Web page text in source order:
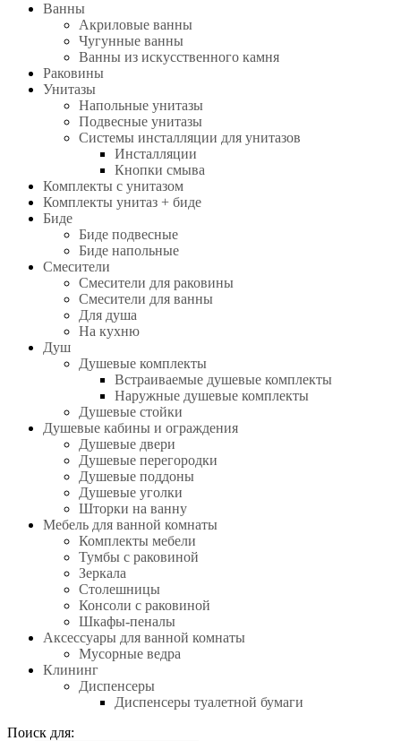
Ванны
Акриловые ванны
Чугунные ванны
Ванны из искусственного камня
Раковины
Унитазы
Напольные унитазы
Подвесные унитазы
Системы инсталляции для унитазов
Инсталляции
Кнопки смыва
Комплекты с унитазом
Комплекты унитаз + биде
Биде
Биде подвесные
Биде напольные
Смесители
Смесители для раковины
Смесители для ванны
Для душа
На кухню
Душ
Душевые комплекты
Встраиваемые душевые комплекты
Наружные душевые комплекты
Душевые стойки
Душевые кабины и ограждения
Душевые двери
Душевые перегородки
Душевые поддоны
Душевые уголки
Шторки на ванну
Мебель для ванной комнаты
Комплекты мебели
Тумбы с раковиной
Зеркала
Столешницы
Консоли с раковиной
Шкафы-пеналы
Аксессуары для ванной комнаты
Мусорные ведра
Клининг
Диспенсеры
Диспенсеры туалетной бумаги
Поиск для: